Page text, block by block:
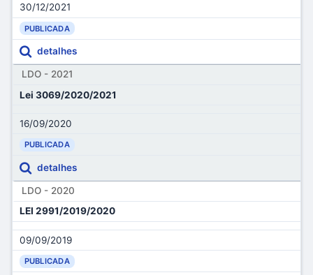
30/12/2021
PUBLICADA
detalhes
LDO - 2021
Lei 3069/2020/2021
16/09/2020
PUBLICADA
detalhes
LDO - 2020
LEI 2991/2019/2020
09/09/2019
PUBLICADA